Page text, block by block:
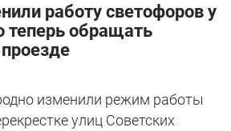
работу светофоров у
обращать
изменили режим работы
улиц Советских